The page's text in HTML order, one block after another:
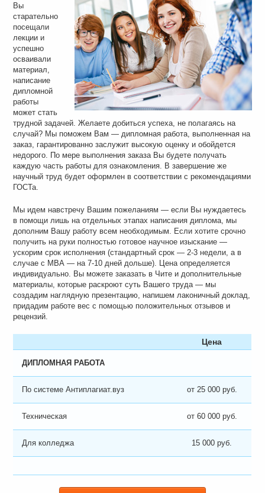
Вы
старательно
посещали
лекции и
успешно
осваивали
материал,
написание
дипломной
работы
может стать
трудной задачей. Желаете добиться успеха, не полагаясь на
случай? Мы поможем Вам — дипломная работа, выполненная на
заказ, гарантированно заслужит высокую оценку и обойдется
недорого. По мере выполнения заказа Вы будете получать
каждую часть работы для ознакомления. В завершение же
научный труд будет оформлен в соответствии с рекомендациями
ГОСТа.
Мы идем навстречу Вашим пожеланиям — если Вы нуждаетесь
в помощи лишь на отдельных этапах написания диплома, мы
дополним Вашу работу всем необходимым. Если хотите срочно
получить на руки полностью готовое научное изыскание —
ускорим срок исполнения (стандартный срок — 2-3 недели, а в
случае с МВА — на 7-10 дней дольше). Цена определяется
индивидуально. Вы можете заказать в Чите и дополнительные
материалы, которые раскроют суть Вашего труда — мы
создадим наглядную презентацию, напишем лаконичный доклад,
придадим работе вес с помощью положительных отзывов и
рецензий.
Цена
ДИПЛОМНАЯ РАБОТА
По системе Антиплагиат.вуз от 25 000 руб.
Техническая от 60 000 руб.
Для колледжа 15 000 руб.